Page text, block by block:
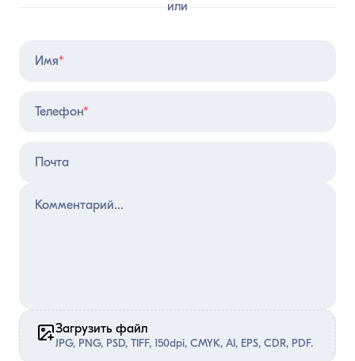
или
Имя*
Телефон*
Почта
Загрузить файл
JPG, PNG, PSD, TIFF, 150dpi, CMYK, AI, EPS, CDR, PDF.